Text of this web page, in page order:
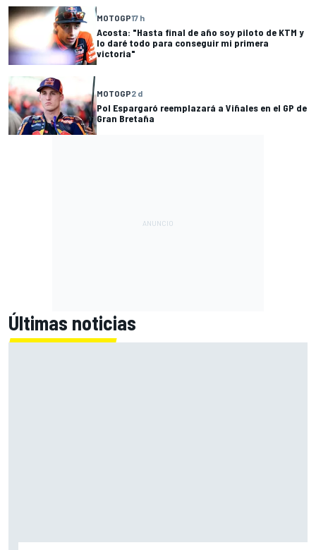
MOTOGP17 h
Acosta: "Hasta final de año soy piloto de KTM y
lo daré todo para conseguir mi primera
victoria"
MOTOGP2 d
Pol Espargaró reemplazará a Viñales en el GP de
Gran Bretaña
Últimas noticias